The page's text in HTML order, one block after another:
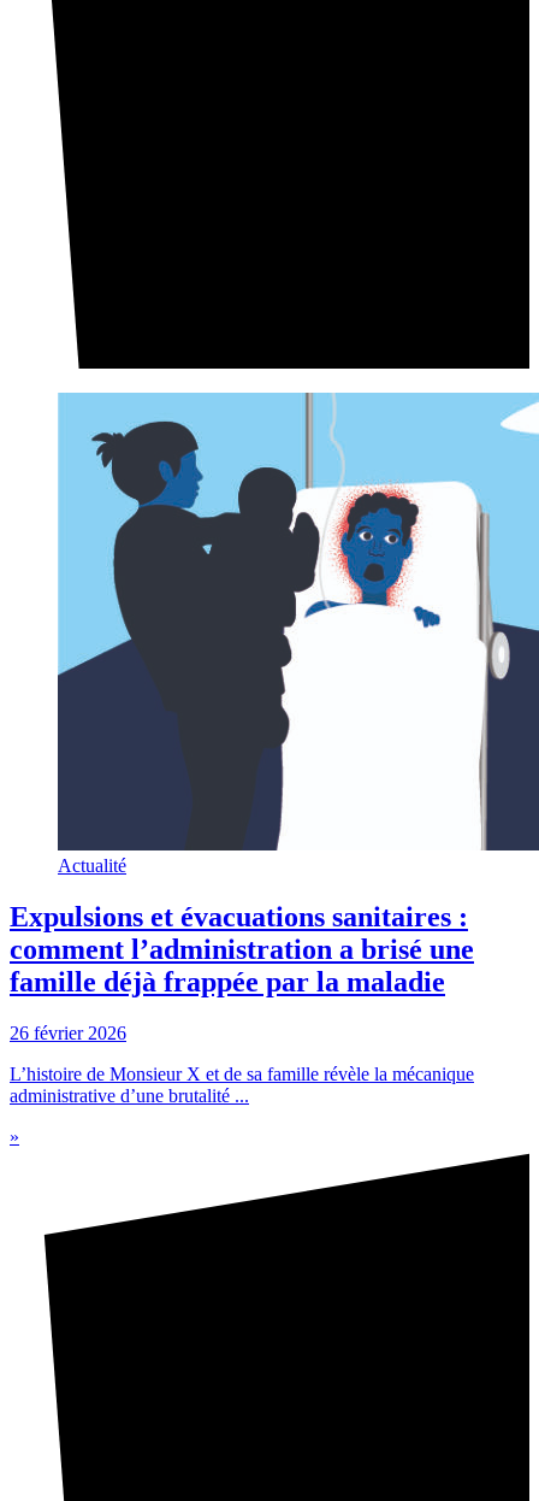
Actualité
Expulsions et évacuations sanitaires :
comment l’administration a brisé une
famille déjà frappée par la maladie
26 février 2026
L’histoire de Monsieur X et de sa famille révèle la mécanique
administrative d’une brutalité ...
»